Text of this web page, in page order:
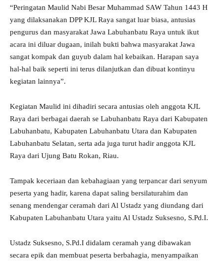
“Peringatan Maulid Nabi Besar Muhammad SAW Tahun 1443 H
yang dilaksanakan DPP KJL Raya sangat luar biasa, antusias
pengurus dan masyarakat Jawa Labuhanbatu Raya untuk ikut
acara ini diluar dugaan, inilah bukti bahwa masyarakat Jawa
sangat kompak dan guyub dalam hal kebaikan. Harapan saya
hal-hal baik seperti ini terus dilanjutkan dan dibuat kontinyu
kegiatan lainnya”.
Kegiatan Maulid ini dihadiri secara antusias oleh anggota KJL
Raya dari berbagai daerah se Labuhanbatu Raya dari Kabupaten
Labuhanbatu, Kabupaten Labuhanbatu Utara dan Kabupaten
Labuhanbatu Selatan, serta ada juga turut hadir anggota KJL
Raya dari Ujung Batu Rokan, Riau.
Tampak keceriaan dan kebahagiaan yang terpancar dari senyum
peserta yang hadir, karena dapat saling bersilaturahim dan
senang mendengar ceramah dari Al Ustadz yang diundang dari
Kabupaten Labuhanbatu Utara yaitu Al Ustadz Suksesno, S.Pd.I.
Ustadz Suksesno, S.Pd.I didalam ceramah yang dibawakan
secara epik dan membuat peserta berbahagia, menyampaikan